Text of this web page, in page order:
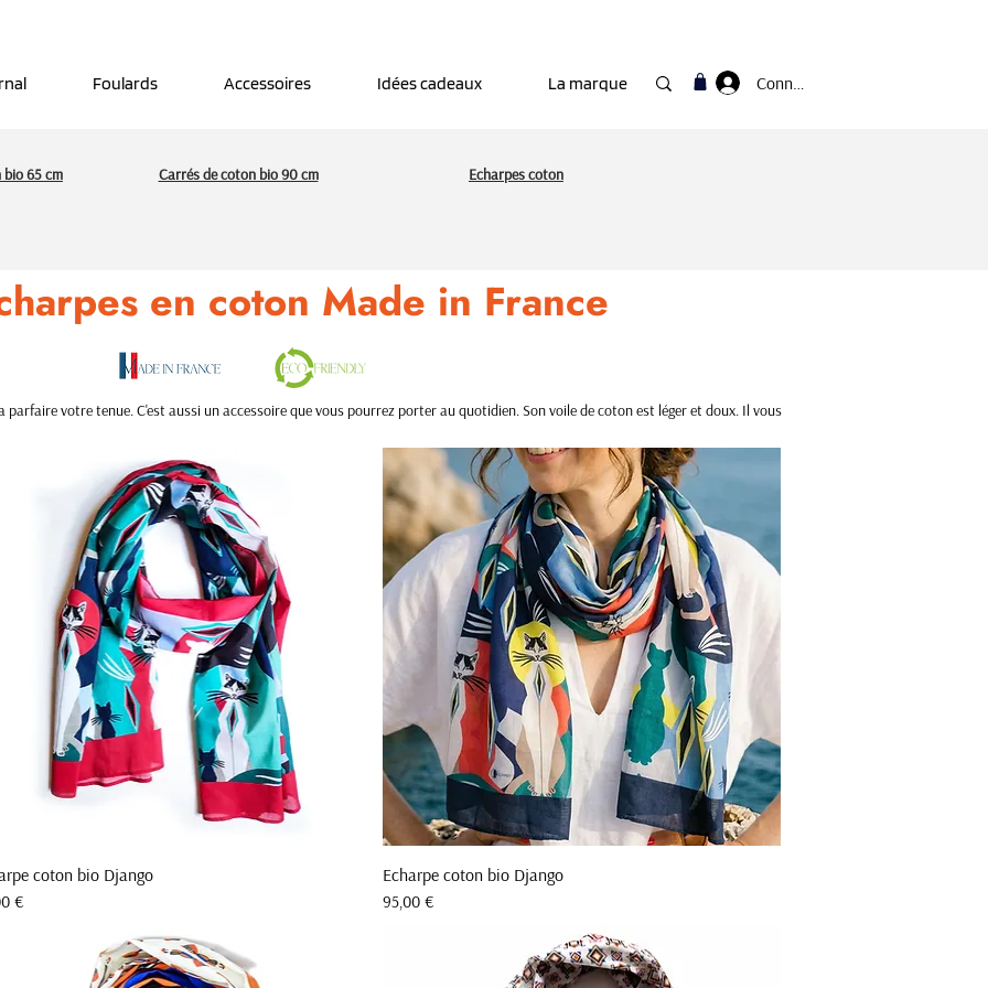
Foulards Accessoires Idées cadeaux La marque Connexion
65 cm Carrés de coton bio 90 cm Echarpes coton
en coton Made in France
parfaire votre tenue. C'est aussi un accessoire que vous pourrez porter au quotidien. Son voile de coton est léger et doux. Il vous
Aperçu rapide
coton bio Django
€
Aperçu rapide
Echarpe coton bio Django
Prix
95,00 €